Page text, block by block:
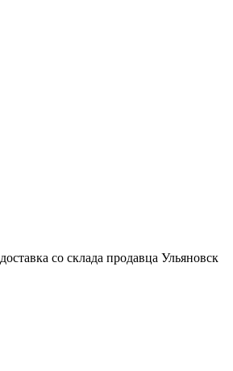
доставка со склада продавца Ульяновск